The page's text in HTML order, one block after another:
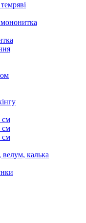
см
см
см
калька